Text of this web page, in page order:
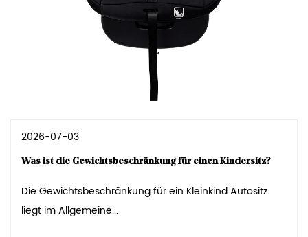
2026-07-03
Was ist die Gewichtsbeschränkung für einen Kindersitz?
Die Gewichtsbeschränkung für ein Kleinkind Autositz
liegt im Allgemeine...